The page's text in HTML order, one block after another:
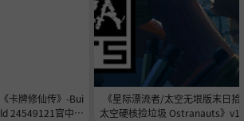
《卡牌修仙传》-Bui
ld 24549121官中免
《星际漂流者/太空无垠版末日
太空硬核捡垃圾 Ostranauts》